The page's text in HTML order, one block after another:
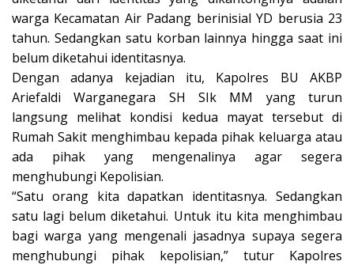
warga Kecamatan Air Padang berinisial YD berusia 23
tahun. Sedangkan satu korban lainnya hingga saat ini
belum diketahui identitasnya.
Dengan adanya kejadian itu, Kapolres BU AKBP
Ariefaldi Warganegara SH SIk MM yang turun
langsung melihat kondisi kedua mayat tersebut di
Rumah Sakit menghimbau kepada pihak keluarga atau
ada pihak yang mengenalinya agar segera
menghubungi Kepolisian.
“Satu orang kita dapatkan identitasnya. Sedangkan
satu lagi belum diketahui. Untuk itu kita menghimbau
bagi warga yang mengenali jasadnya supaya segera
menghubungi pihak kepolisian,” tutur Kapolres